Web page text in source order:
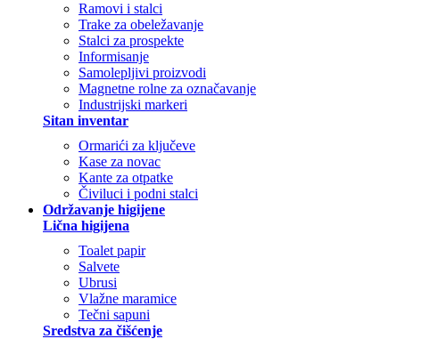
Ramovi i stalci
Trake za obeležavanje
Stalci za prospekte
Informisanje
Samolepljivi proizvodi
Magnetne rolne za označavanje
Industrijski markeri
Sitan inventar
Ormarići za ključeve
Kase za novac
Kante za otpatke
Čiviluci i podni stalci
Održavanje higijene
Lična higijena
Toalet papir
Salvete
Ubrusi
Vlažne maramice
Tečni sapuni
Sredstva za čišćenje